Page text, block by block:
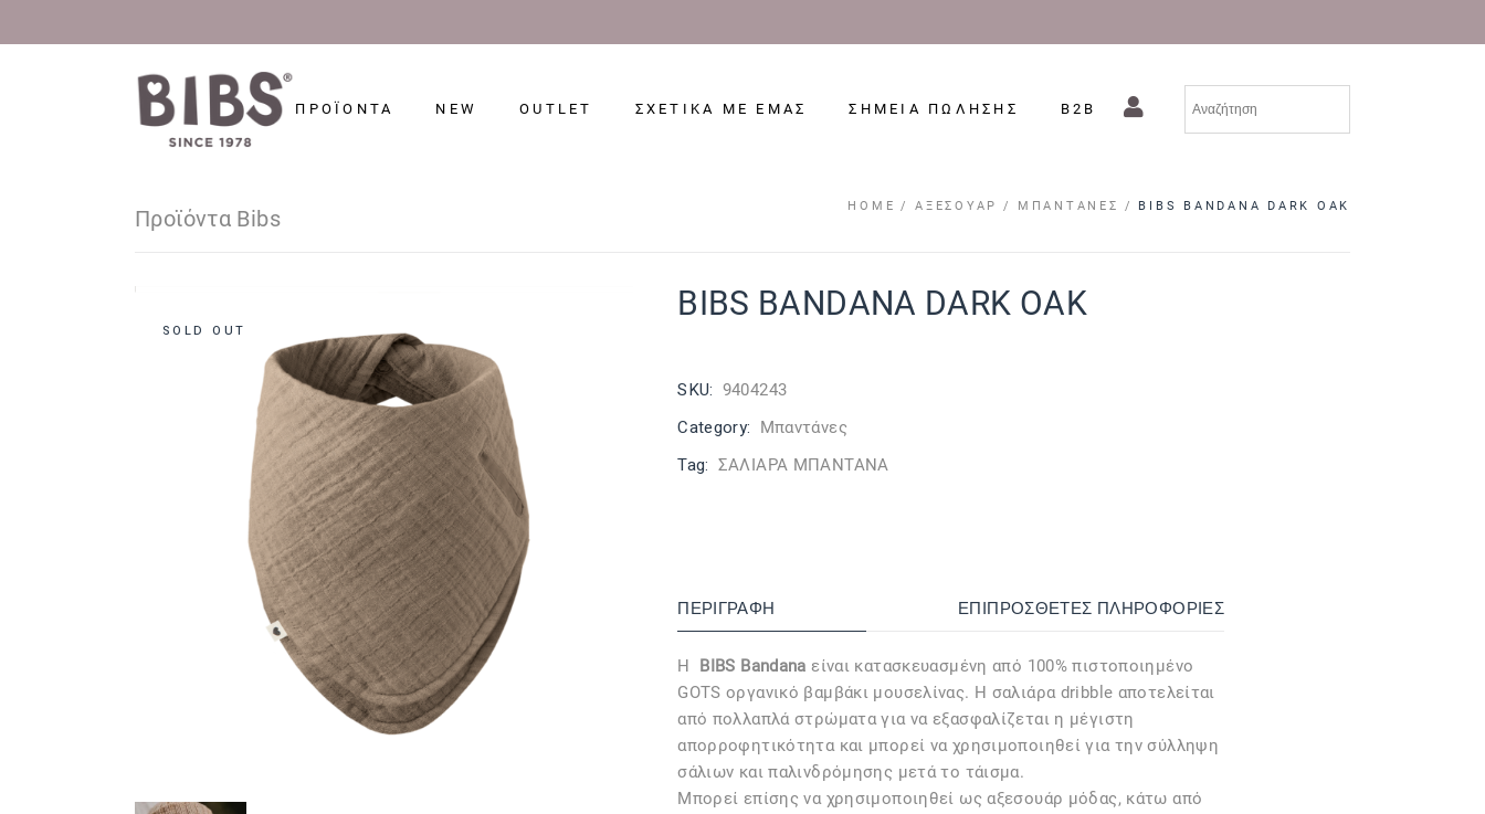
ΠΡΟΪΟΝΤΑ NEW OUTLET ΣΧΕΤΙΚΑ ΜΕ ΕΜΑΣ ΣΗΜΕΙΑ ΠΩΛΗΣΗΣ B2B
Προϊόντα Bibs HOME ΑΞΕΣΟΥΆΡ ΜΠΑΝΤΆΝΕΣ BIBS BANDANA DARK OAK
SOLD OUT
BIBS BANDANA DARK OAK
SKU: 9404243
Category: Μπαντάνες
Tag: ΣΑΛΙΑΡΑ ΜΠΑΝΤΑΝΑ
ΠΕΡΙΓΡΑΦΉ ΕΠΙΠΡΌΣΘΕΤΕΣ ΠΛΗΡΟΦΟΡΊΕΣ
Η BIBS Bandana είναι κατασκευασμένη από 100% πιστοποιημένο
GOTS οργανικό βαμβάκι μουσελίνας. Η σαλιάρα dribble αποτελείται
από πολλαπλά στρώματα για να εξασφαλίζεται η μέγιστη
απορροφητικότητα και μπορεί να χρησιμοποιηθεί για την σύλληψη
σάλιων και παλινδρόμησης μετά το τάισμα.
Μπορεί επίσης να χρησιμοποιηθεί ως αξεσουάρ μόδας, κάτω από